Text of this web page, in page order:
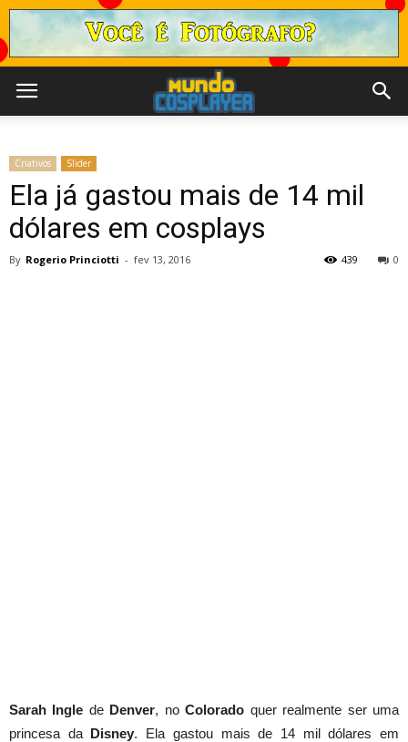
Criativos Slider
Ela já gastou mais de 14 mil
dólares em cosplays
By Rogerio Princiotti - fev 13, 2016 0
439
Sarah Ingle de Denver, noColorado quer realmente ser uma
princesa da Disney. Ela gastou mais de 14 mil dólaresem